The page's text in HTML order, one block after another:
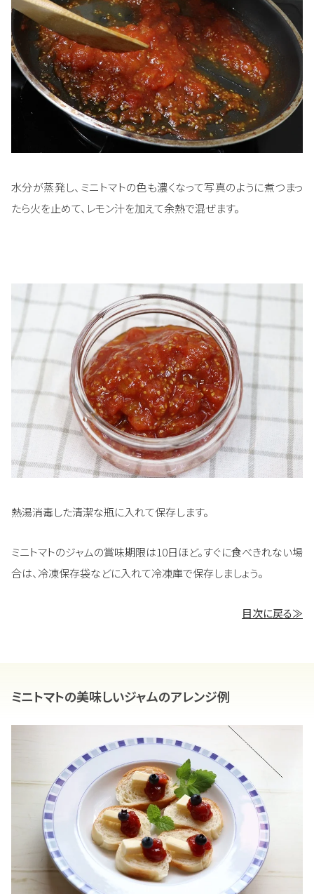
水分が蒸発し、ミニトマトの色も濃くなって写真のように煮つまっ
たら火を止めて、レモン汁を加えて余熱で混ぜます。
熱湯消毒した清潔な瓶に入れて保存します。
ミニトマトのジャムの賞味期限は10日ほど。すぐに食べきれない場
合は、冷凍保存袋などに入れて冷凍庫で保存しましょう。
目次に戻る≫
ミニトマトの美味しいジャムのアレンジ例